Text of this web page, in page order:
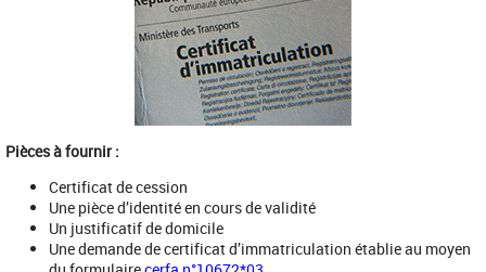
Pièces à fournir :
Certificat de cession
Une pièce d’identité en cours de validité
Un justificatif de domicile
Une demande de certificat d’immatriculation établie au moyen